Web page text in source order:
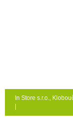
In Store s.r.o.,